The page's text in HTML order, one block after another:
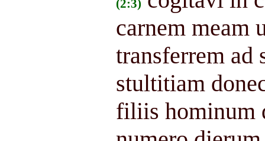
(2:3)
carnem meam
transferrem ad
stultitiam
filiis hominum